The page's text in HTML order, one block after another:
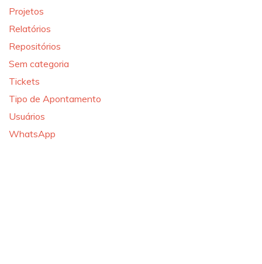
Projetos
Relatórios
Repositórios
Sem categoria
Tickets
Tipo de Apontamento
Usuários
WhatsApp